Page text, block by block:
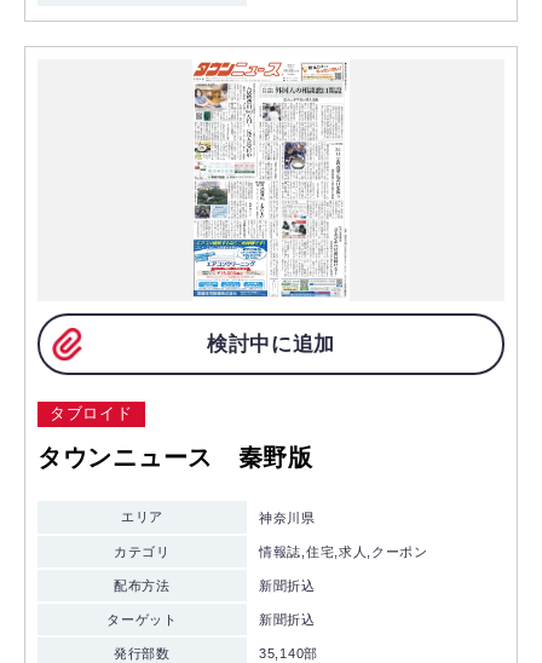
検討中に追加
タブロイド
タウンニュース 秦野版
エリア 神奈川県
カテゴリ 情報誌,住宅,求人,クーポン
配布方法 新聞折込
ターゲット 新聞折込
発行部数 35,140部